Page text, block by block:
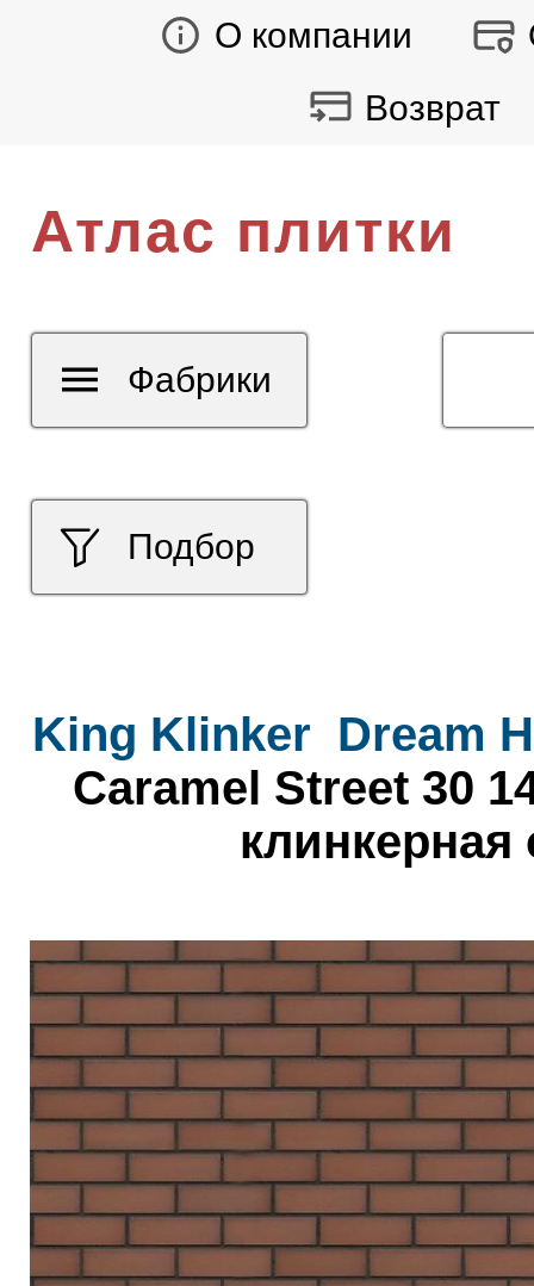
О компании
Возврат
Атлас плитки
Подбор
Фабрики
King Klinker Dream
Caramel Street 30
клинкерная